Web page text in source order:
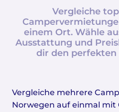
Vergleiche
einem Ort. Wähle
Ausstattung und
dir den perfekten
Vergleiche mehrere
Norwegen auf einmal mit